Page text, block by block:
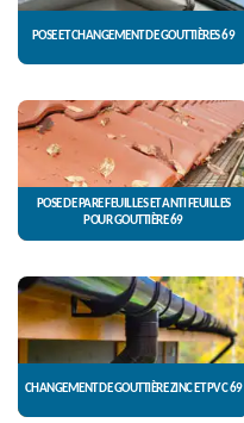
POSE ET CHANGEMENT DE GOUTTIÈRES 69
POSE DE PARE FEUILLES ET ANTI FEUILLES
POUR GOUTTIÈRE 69
CHANGEMENT DE GOUTTIÈRE ZINC ET PVC 69